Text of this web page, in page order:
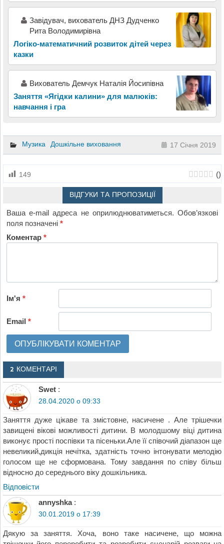
Завідувач, вихователь ДНЗ Дудченко
Рита Володимирівна
Логіко-математичний розвиток дітей через
казки
Вихователь Демчук Наталія Йосипівна
Заняття «Ягідки калини» для малюків:
навчання і гра
Музика Дошкільне виховання 17 Січня 2019
149 ()
ВІДГУКИ ТА ПРОПОЗИЦІЇ
Ваша e-mail адреса не оприлюднюватиметься. Обов’язкові
поля позначені*
Коментар*
Ім'я*
Email*
2 КОМЕНТАРІ
Swet :
28.04.2020 о 09:33
Заняття дуже цікаве та змістовне, насичене . Але трішечки
завищені вікові можливості дитини. В молодшому віці дитина
виконує прості поспівки та пісеньки.Але її співочий діапазон ще
невеликий,дикція нечітка, здатність точно інтонувати мелодію
голосом ще не сформована. Тому завдання по співу більш
відносно до середнього віку дошкільника.
Відповіcти
annyshka :
30.01.2019 о 17:39
Дякую за заняття. Хоча, воно таке насичене, що можна